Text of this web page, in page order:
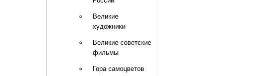
Великие
художники
Великие советские
фильмы
Гора самоцветов